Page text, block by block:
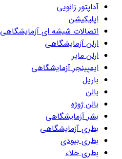
آداپتور زانویی
اپلیکیشن
اتصالات شیشه ای آزمایشگاهی
ارلن آزمایشگاهی
ارلن مایر
ایمپینجر آزمایشگاهی
باریل
بالن
بالن ژوژه
بشر آزمایشگاهی
بطری آزمایشگاهی
بطری بیودی
بطری خلاء